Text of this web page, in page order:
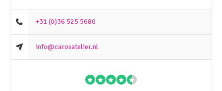
+31 (0)36 525 5680
info@carosatelier.nl